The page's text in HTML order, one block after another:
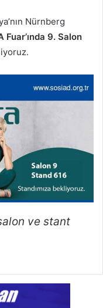
Nürnberg
Fuar’ında 9. Salon
ve stant